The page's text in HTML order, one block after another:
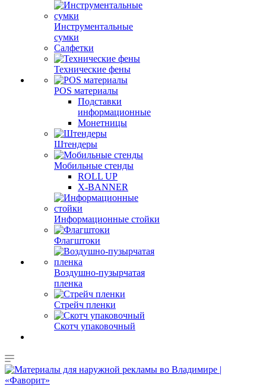
Инструментальные
сумки
Салфетки
Технические фены
POS материалы
Подставки
информационные
Монетницы
Штендеры
Мобильные стенды
ROLL UP
X-BANNER
Информационные стойки
Флагштоки
Воздушно-пузырчатая
пленка
Стрейч пленки
Скотч упаковочный